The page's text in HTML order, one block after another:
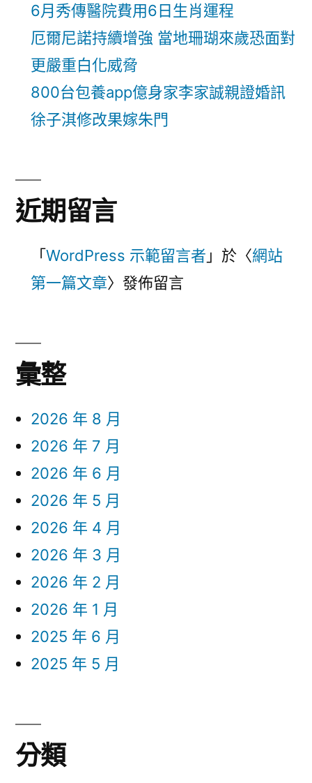
6月秀傳醫院費用6日生肖運程
厄爾尼諾持續增強 當地珊瑚來歲恐面對
更嚴重白化威脅
800台包養app億身家李家誠親證婚訊
徐子淇修改果嫁朱門
近期留言
「 WordPress 示範留言者 」於〈網站
第一篇文章〉發佈留言
彙整
2026 年 8 月
2026 年 7 月
2026 年 6 月
2026 年 5 月
2026 年 4 月
2026 年 3 月
2026 年 2 月
2026 年 1 月
2025 年 6 月
2025 年 5 月
分類